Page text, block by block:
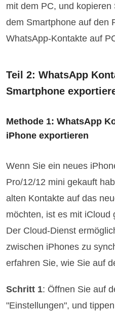
mit dem PC, und
dem Smartphone auf den
WhatsApp-Kontakte auf
Teil 2: WhatsApp
Smartphone
Methode 1: WhatsApp
iPhone exportieren
Wenn Sie ein neues
Pro/12/12 mini gekauft
alten Kontakte auf das
möchten, ist es mit iCloud
Der Cloud-Dienst
zwischen iPhones zu
erfahren Sie, wie Sie auf
Schritt 1: Öffnen Sie auf
"Einstellungen", und